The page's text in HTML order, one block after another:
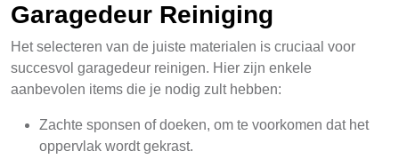
Garagedeur Reiniging
Het selecteren van de juiste materialen is cruciaal voor
succesvol garagedeur reinigen. Hier zijn enkele
aanbevolen items die je nodig zult hebben:
Zachte sponsen of doeken, om te voorkomen dat het
oppervlak wordt gekrast.